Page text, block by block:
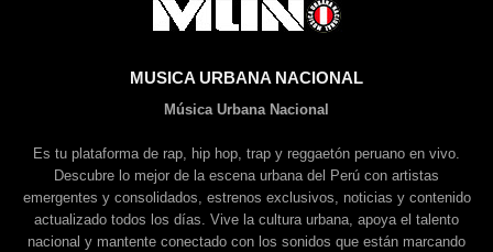
MUSICA URBANA NACIONAL
Música Urbana Nacional
Es tu plataforma de rap, hip hop, trap y reggaetón peruano en vivo.
Descubre lo mejor de la escena urbana del Perú con artistas
emergentes y consolidados, estrenos exclusivos, noticias y contenido
actualizado todos los días. Vive la cultura urbana, apoya el talento
nacional y mantente conectado con los sonidos que están marcando